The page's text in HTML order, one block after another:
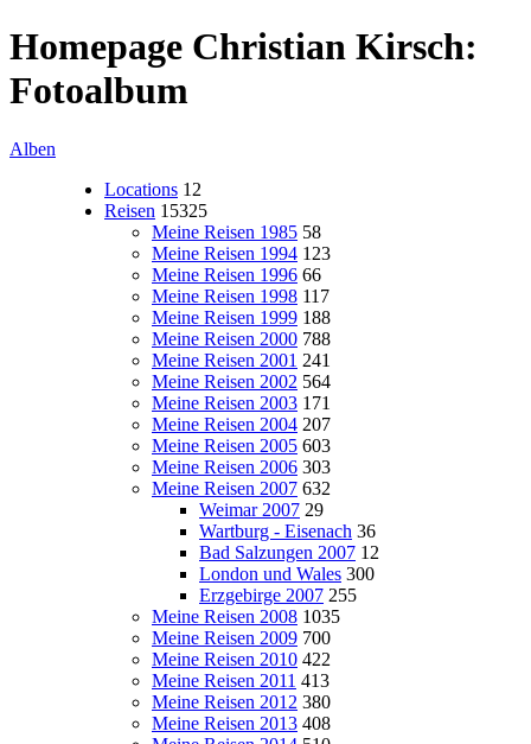
Homepage Christian Kirsch:
Fotoalbum
Alben
Locations 12
Reisen 15325
Meine Reisen 1985 58
Meine Reisen 1994 123
Meine Reisen 1996 66
Meine Reisen 1998 117
Meine Reisen 1999 188
Meine Reisen 2000 788
Meine Reisen 2001 241
Meine Reisen 2002 564
Meine Reisen 2003 171
Meine Reisen 2004 207
Meine Reisen 2005 603
Meine Reisen 2006 303
Meine Reisen 2007 632
Weimar 2007 29
Wartburg - Eisenach 36
Bad Salzungen 2007 12
London und Wales 300
Erzgebirge 2007 255
Meine Reisen 2008 1035
Meine Reisen 2009 700
Meine Reisen 2010 422
Meine Reisen 2011 413
Meine Reisen 2012 380
Meine Reisen 2013 408